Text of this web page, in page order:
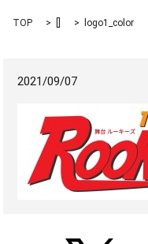
TOP logo1_color
2021/09/07